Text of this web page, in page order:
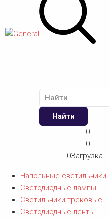
Найти
0
0
0Загрузка...
Напольные светильники
Светодиодные лампы
Светильники трековые
Светодиодные ленты